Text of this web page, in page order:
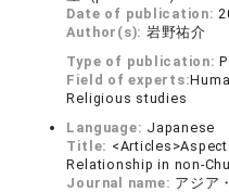
Date of publication:
Author(s): 岩野祐介
Type of publication:
Field of experts:
Religious studies
Language: Japanese
Title:
Relationship in non-
Journal name: アジア